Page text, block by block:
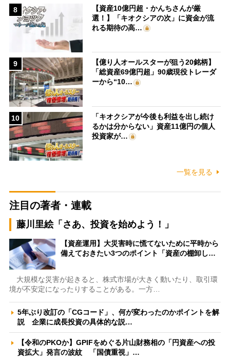
8
【資産10億円超・かんちさんが厳
選！】「キオクシアの次」に資金が流
れる期待の高…
9
【億り人オールスターが狙う20銘柄】
「総資産69億円超」90歳現役トレーダ
ーから“10…
10
「キオクシアが今後も利益を出し続け
るかは分からない」資産11億円の個人
投資家が…
一覧を見る
注目の著者・連載
藤川里絵「さあ、投資を始めよう！」
【資産運用】大災害時に慌てないために平時から
備えておきたい3つのポイント「資産の棚卸し…
大規模な災害が起きると、株式市場が大きく動いたり、取引環
境が不安定になったりすることがある。一方…
5年ぶり改訂の「CGコード」、何が変わったのかポイントを解
説 企業に成長投資の具体的な説…
【令和のPKOか】GPIFをめぐる片山財務相の「円資産への投
資拡大」発言の波紋 「国債重視」…